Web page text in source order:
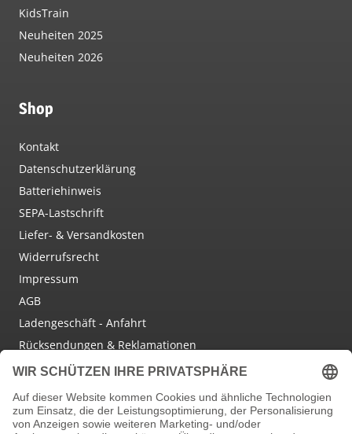
KidsTrain
Neuheiten 2025
Neuheiten 2026
Shop
Kontakt
Datenschutzerklärung
Batteriehinweis
SEPA-Lastschrift
Liefer- & Versandkosten
Widerrufsrecht
Impressum
AGB
Ladengeschäft - Anfahrt
Rücksendungen & Reklamationen
Social Media